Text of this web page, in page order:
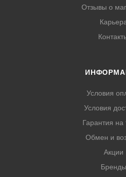
Отзывы о
Условия
Условия
Гарантия на
Обмен и
Акции
Бренды